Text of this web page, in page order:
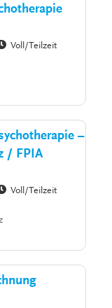
Voll/Teilzeit
–
/ FPIA
Voll/Teilzeit